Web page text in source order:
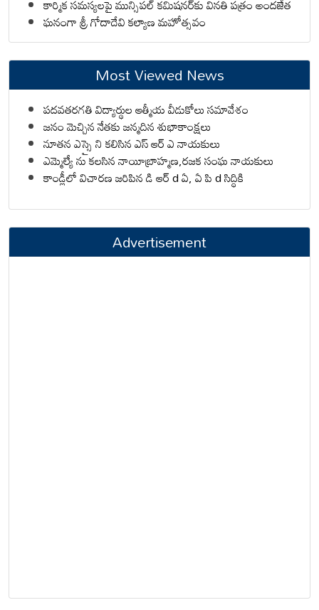
కార్మిక సమస్యలపై మున్సిపల్ కమిషనర్‌కు వినతి పత్రం అందజేత
ఘనంగా శ్రీ గోదాదేవి కల్యాణ మహోత్సవం
Most Viewed News
పదవతరగతి విద్యార్థుల ఆత్మీయ వీడుకోలు సమావేశం
జనం మెచ్చిన నేతకు జన్మదిన శుభాకాంక్షలు
నూతన ఎస్సై ని కలిసిన ఎస్ ఆర్ ఎ నాయకులు
ఎమ్మెల్యే ను కలసిన నాయీబ్రాహ్మణ,రజక సంఘ నాయకులు
కాండ్లీలో విచారణ జరిపిన డి ఆర్ d ఏ, ఏ పి d సిద్ధికి
Advertisement